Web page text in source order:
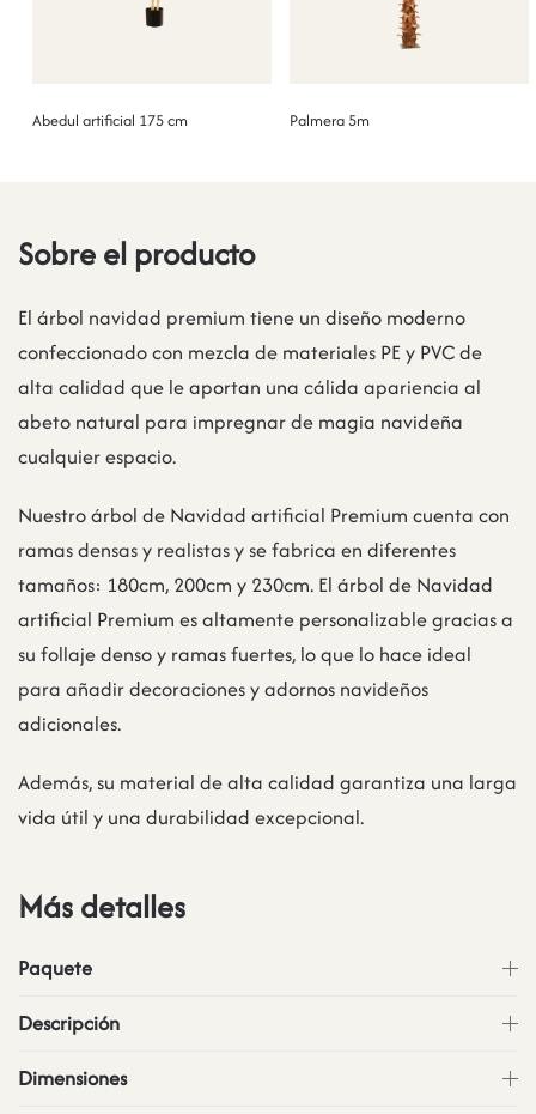
Abedul artificial 175 cm Palmera 5m
Sobre el producto
El árbol navidad premium tiene un diseño moderno
confeccionado con mezcla de materiales PE y PVC de
alta calidad que le aportan una cálida apariencia al
abeto natural para impregnar de magia navideña
cualquier espacio.
Nuestro árbol de Navidad artificial Premium cuenta con
ramas densas y realistas y se fabrica en diferentes
tamaños: 180cm, 200cm y 230cm. El árbol de Navidad
artificial Premium es altamente personalizable gracias a
su follaje denso y ramas fuertes, lo que lo hace ideal
para añadir decoraciones y adornos navideños
adicionales.
Además, su material de alta calidad garantiza una larga
vida útil y una durabilidad excepcional.
Más detalles
Paquete
Descripción
Dimensiones